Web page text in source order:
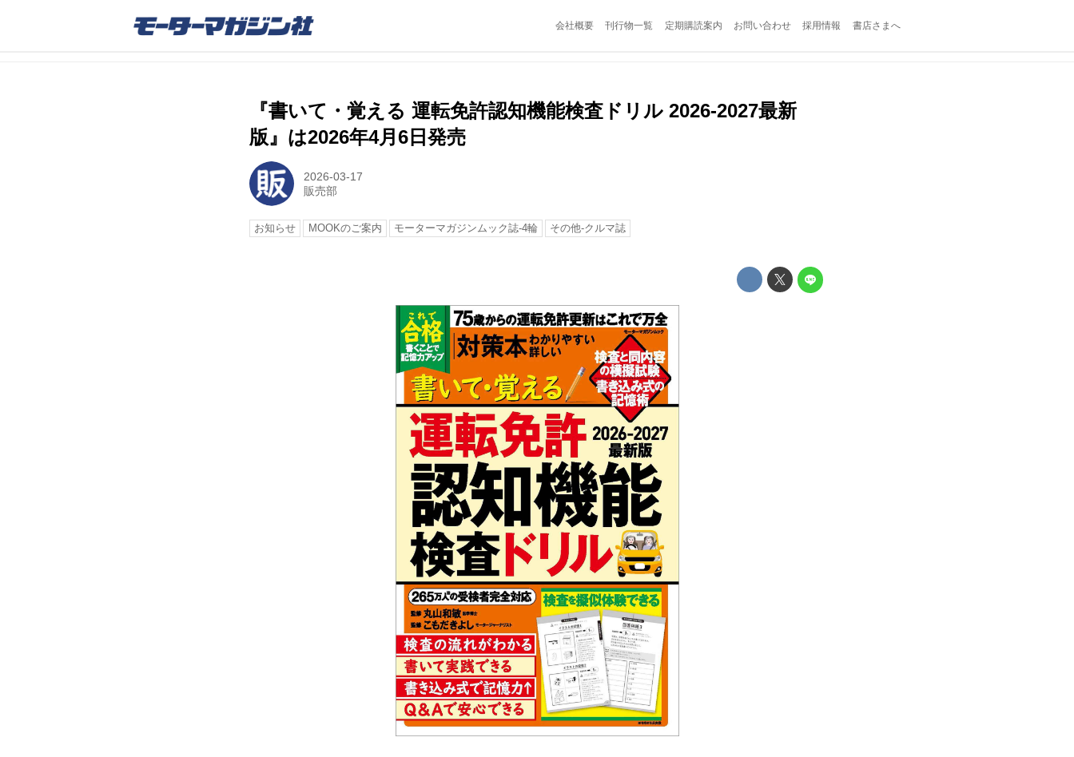
会社概要 刊行物一覧 定期購読案内 お問い合わせ 採用情報 書店さまへ
『書いて・覚える 運転免許認知機能検査ドリル 2026-2027最新
版』は2026年4月6日発売
2026-03-17
販売部
お知らせ MOOKのご案内 モーターマガジンムック誌-4輪 その他-クルマ誌